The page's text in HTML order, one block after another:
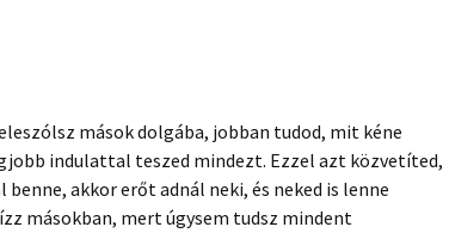
mások dolgába, jobban tudod, mit kéne
indulattal teszed mindezt. Ezzel azt közvetíted,
akkor erőt adnál neki, és neked is lenne
másokban, mert úgysem tudsz mindent